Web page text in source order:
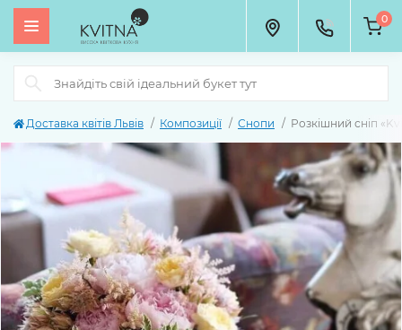
0
Доставка квітів Львів Композиції Снопи Розкішний сніп